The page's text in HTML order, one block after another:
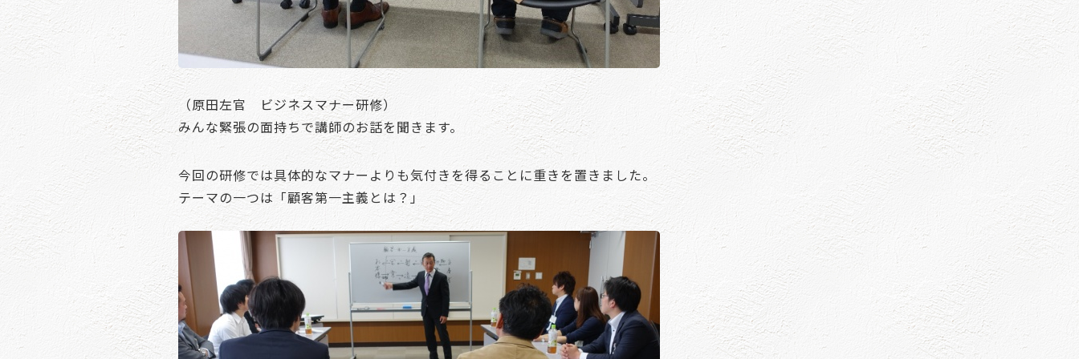
（原田左官 ビジネスマナー研修）
みんな緊張の面持ちで講師のお話を聞きます。
今回の研修では具体的なマナーよりも気付きを得ることに重きを置きました。
テーマの一つは「顧客第一主義とは？」